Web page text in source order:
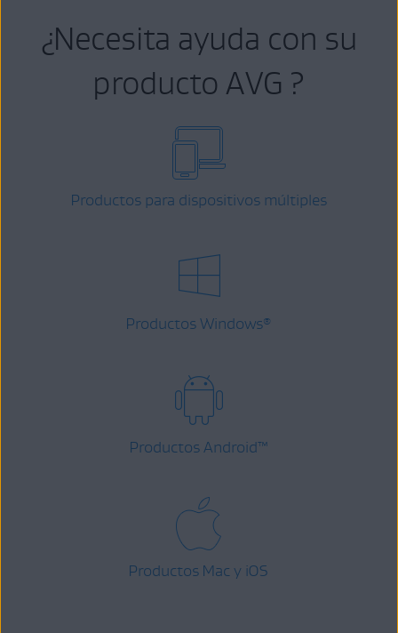
¿Necesita ayuda con su
producto AVG ?
Productos para dispositivos múltiples
Productos Windows®
Productos Android™
Productos Mac y iOS